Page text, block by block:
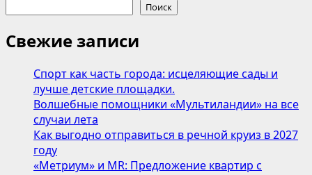
Поиск
Свежие записи
Спорт как часть города: исцеляющие сады и
лучше детские площадки.
Волшебные помощники «Мультиландии» на все
случаи лета
Как выгодно отправиться в речной круиз в 2027
году
«Метриум» и MR: Предложение квартир с